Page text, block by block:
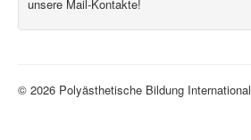
unsere Mail-Kontakte!
© 2026 Polyästhetische Bildung International